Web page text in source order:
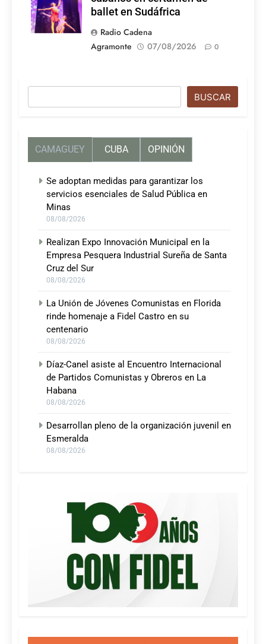
ballet en Sudáfrica
Radio Cadena
Agramonte
07/08/2026 0
BUSCAR
CAMAGUEY CUBA OPINIÓN
Se adoptan medidas para garantizar los
servicios esenciales de Salud Pública en
Minas
08/08/2026
Realizan Expo Innovación Municipal en la
Empresa Pesquera Industrial Sureña de Santa
Cruz del Sur
08/08/2026
La Unión de Jóvenes Comunistas en Florida
rinde homenaje a Fidel Castro en su
centenario
08/08/2026
Díaz-Canel asiste al Encuentro Internacional
de Partidos Comunistas y Obreros en La
Habana
08/08/2026
Desarrollan pleno de la organización juvenil en
Esmeralda
08/08/2026